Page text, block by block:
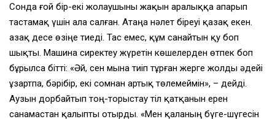
Сонда ғой бiр-екi жолаушыны жақын аралыққа апарып
тастамақ үшiн ала салған. Атаңа нәлет бiреуi қазақ екен.
Қазақ десе өзiңе тиедi. Тас емес, құм санайтын қу боп
шықты. Машина сиректеу жүретiн көшелерден өтпек боп
бұрылса бiттi: «Әй, сен мына тиiп тұрған жерге жолды әдейi
ұзартпа, бәрiбiр, екi сомнан артық төлемеймiн», – дейдi.
Аузын дорбайтып тоң-торыстау тiл қатқанын ерен
санамастан қалыпты отырды. «Мен қаланың бүге-шүгесiн